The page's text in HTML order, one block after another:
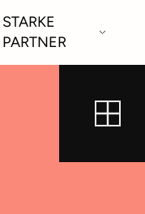
STARKE
PARTNER